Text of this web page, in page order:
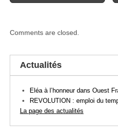
Comments are closed.
Actualités
Eléa à l’honneur dans Ouest
REVOLUTION : emploi du
La page des actualités